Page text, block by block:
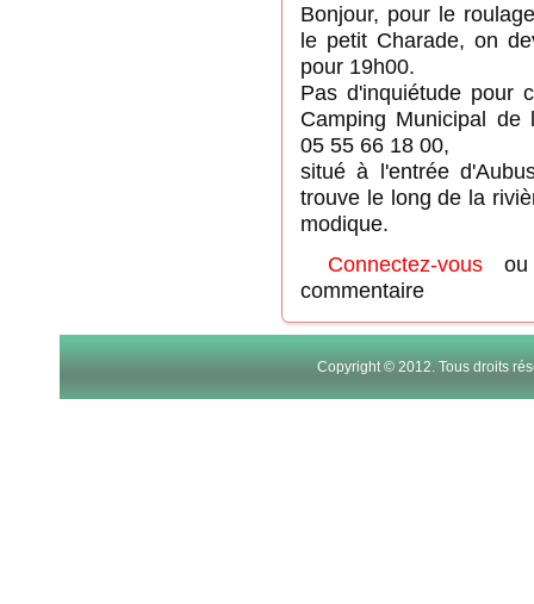
Bonjour, pour le
le petit Charade, on
pour 19h00.
Pas d'inquiétude pour
Camping Municipal de
05 55 66 18 00,
situé à l'entrée
trouve le long de la
modique.
Connectez-vous
commentaire
Copyright © 2012. Tous droits